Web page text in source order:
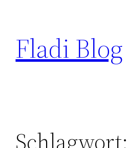
springen
Fladi Blog
Schlagwort: